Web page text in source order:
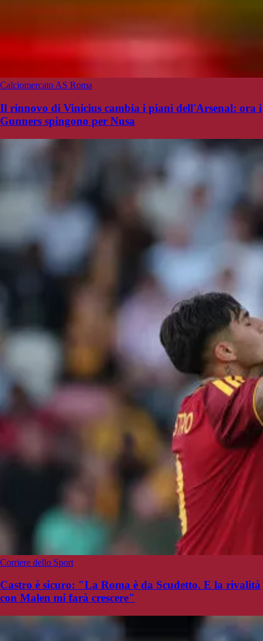
Calciomercato AS Roma
Il rinnovo di Vinicius cambia i piani dell'Arsenal: ora i
Gunners spingono per Nusa
Corriere dello Sport
Castro è sicuro: "La Roma è da Scudetto. E la rivalità
con Malen mi farà crescere"